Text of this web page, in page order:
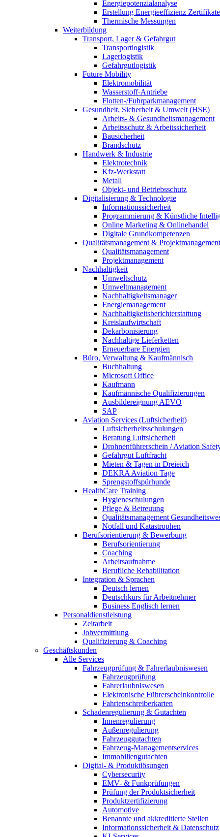
Energiepotenzialanalyse
Erstellung Energieeffizienz Zertifikate
Thermische Messungen
Weiterbildung
Transport, Lager & Gefahrgut
Transportlogistik
Lagerlogistik
Gefahrgutlogistik
Future Mobility
Elektromobilität
Wasserstoff-Antriebe
Flotten-/Fuhrparkmanagement
Gesundheit, Sicherheit & Umwelt (HSE)
Arbeits- & Gesundheitsmanagement
Arbeitsschutz & Arbeitssicherheit
Bausicherheit
Brandschutz
Handwerk & Industrie
Elektrotechnik
Kfz-Werkstatt
Metall
Objekt- und Betriebsschutz
Digitalisierung & Technologie
Informationssicherheit
Programmierung & Künstliche
Online Marketing & Onlinehandel
Digitale Grundkompetenzen
Qualitätsmanagement & Projektmanagement
Qualitätsmanagement
Projektmanagement
Nachhaltigkeit
Umweltschutz
Umweltmanagement
Nachhaltigkeitsmanager
Energiemanagement
Nachhaltigkeitsberichterstattung
Kreislaufwirtschaft
Dekarbonisierung
Nachhaltige Lieferketten
Erneuerbare Energien
Büro, Verwaltung & Kaufmännisch
Buchhaltung
Microsoft Office
Kaufmann
Kaufmännische Qualifizierungen
Ausbildereignung AEVO
SAP
Aviation Services (Luftsicherheit)
Luftsicherheitsschulungen
Beratung Luftsicherheit
Drohnenführerschein / Aviation
Gefahrgut Luftfracht
Mieten & Tagen in Dreieich
DEKRA Aviation Tage
Sprengstoffspürhunde
HealthCare Training
Hygieneschulungen
Pflege & Betreuung
Qualitätsmanagement
Notfall und Katastrophen
Berufsorientierung & Bewerbung
Berufsorientierung
Coaching
Arbeitsaufnahme
Berufliche Rehabilitation
Integration & Sprachen
Deutsch lernen
Deutschkurs für Arbeitnehmer
Business Englisch lernen
Personaldienstleistung
Zeitarbeit
Jobvermittlung
Qualifizierung & Coaching
Geschäftskunden
Alle Services
Fahrzeugprüfung & Fahrerlaubniswesen
Fahrzeugprüfung
Fahrerlaubniswesen
Elektronische Führerscheinkontrolle
Fahrtenschreiberkarten
Schadenregulierung & Gutachten
Innenregulierung
Außenregulierung
Fahrzeuggutachten
Fahrzeug-Managementservices
Immobiliengutachten
Digital- & Produktlösungen
Cybersecurity
EMV- & Funkprüfungen
Prüfung der Produktsicherheit
Produktzertifizierung
Automotive
Benannte und akkreditierte Stellen
Informationssicherheit & Datenschutz